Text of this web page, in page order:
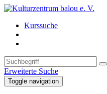
Kurssuche
Erweiterte Suche
Toggle navigation